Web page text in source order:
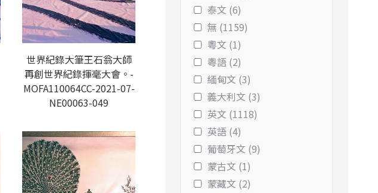
世界紀錄大筆王石翁大師
再創世界紀錄揮毫大會。-
MOFA110064CC-2021-07-
NE00063-049
泰文 (6)
無 (1159)
粵文 (1)
粵語 (2)
緬甸文 (3)
義大利文 (3)
英文 (1118)
英語 (4)
葡萄牙文 (9)
蒙古文 (1)
蒙藏文 (2)